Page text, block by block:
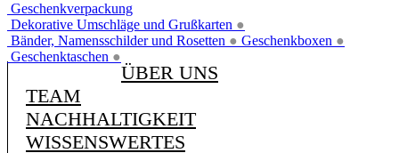
Geschenkverpackung
Dekorative Umschläge und Grußkarten ●
Bänder, Namensschilder und Rosetten ● Geschenkboxen ●
Geschenktaschen ●
ÜBER UNS
TEAM
NACHHALTIGKEIT
WISSENSWERTES